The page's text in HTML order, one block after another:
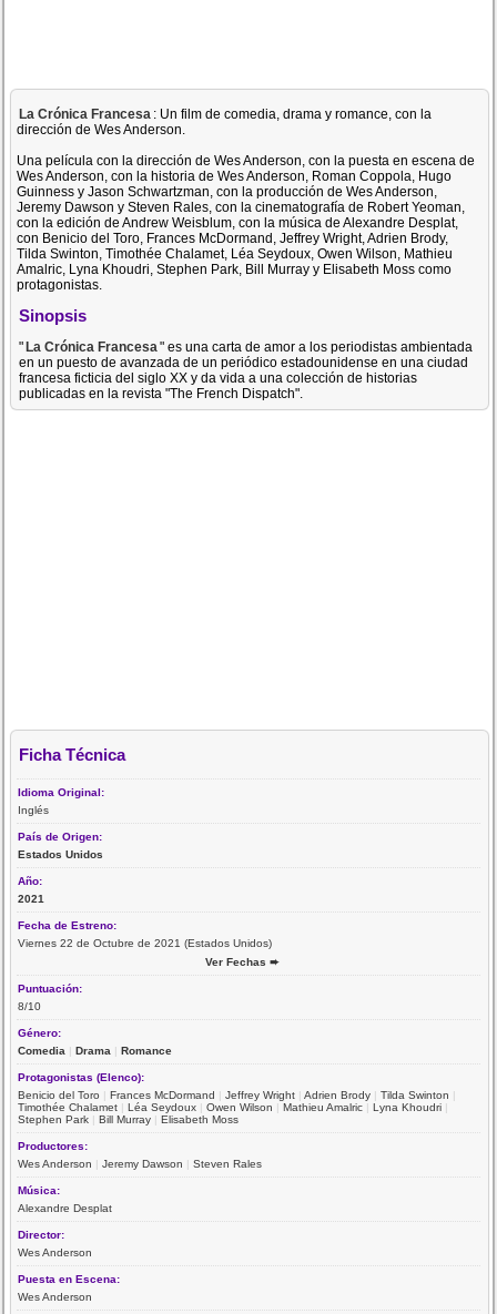
La Crónica Francesa : Un film de comedia, drama y romance, con la
dirección de Wes Anderson.
Una película con la dirección de Wes Anderson, con la puesta en escena de
Wes Anderson, con la historia de Wes Anderson, Roman Coppola, Hugo
Guinness y Jason Schwartzman, con la producción de Wes Anderson,
Jeremy Dawson y Steven Rales, con la cinematografía de Robert Yeoman,
con la edición de Andrew Weisblum, con la música de Alexandre Desplat,
con Benicio del Toro, Frances McDormand, Jeffrey Wright, Adrien Brody,
Tilda Swinton, Timothée Chalamet, Léa Seydoux, Owen Wilson, Mathieu
Amalric, Lyna Khoudri, Stephen Park, Bill Murray y Elisabeth Moss como
protagonistas.
Sinopsis
"La Crónica Francesa" es una carta de amor a los periodistas ambientada
en un puesto de avanzada de un periódico estadounidense en una ciudad
francesa ficticia del siglo XX y da vida a una colección de historias
publicadas en la revista "The French Dispatch".
Ficha Técnica
Idioma Original:
Inglés
País de Origen:
Estados Unidos
Año:
2021
Fecha de Estreno:
Viernes 22 de Octubre de 2021 (Estados Unidos)
Ver Fechas ➨
Puntuación:
8/10
Género:
Comedia |Drama |Romance
Protagonistas (Elenco):
Benicio del Toro |Frances McDormand |Jeffrey Wright |Adrien Brody |Tilda Swinton |
Timothée Chalamet |Léa Seydoux |Owen Wilson |Mathieu Amalric |Lyna Khoudri |
Stephen Park |Bill Murray |Elisabeth Moss
Productores:
Wes Anderson |Jeremy Dawson |Steven Rales
Música:
Alexandre Desplat
Director:
Wes Anderson
Puesta en Escena:
Wes Anderson